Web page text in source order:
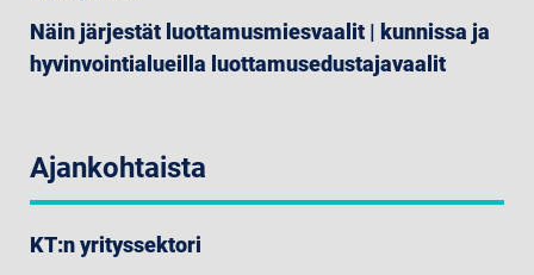
Näin järjestät luottamusmiesvaalit | kunnissa ja
hyvinvointialueilla luottamusedustajavaalit
Ajankohtaista
KT:n yrityssektori